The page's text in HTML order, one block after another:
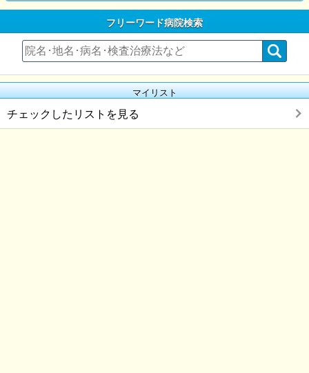
フリーワード病院検索
マイリスト
チェックしたリストを見る